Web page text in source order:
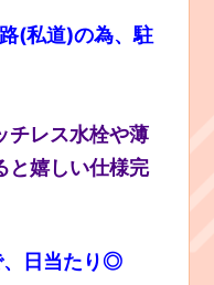
(私道)の為、駐
チレス水栓や薄
と嬉しい仕様完
、日当たり◎